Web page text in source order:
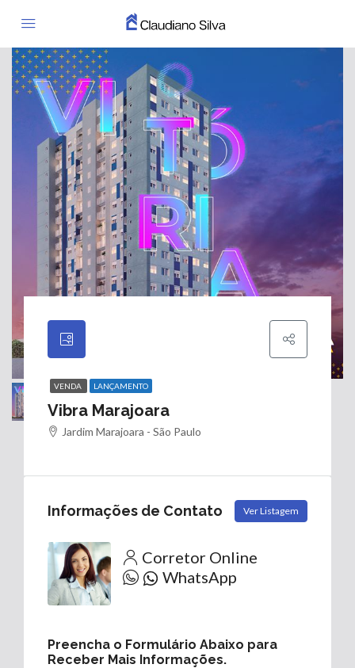
VENDA LANÇAMENTO
Vibra Marajoara
Jardim Marajoara - São Paulo
Informações de Contato Ver Listagem
Corretor Online
WhatsApp
Preencha o Formulário Abaixo para
Receber Mais Informações.